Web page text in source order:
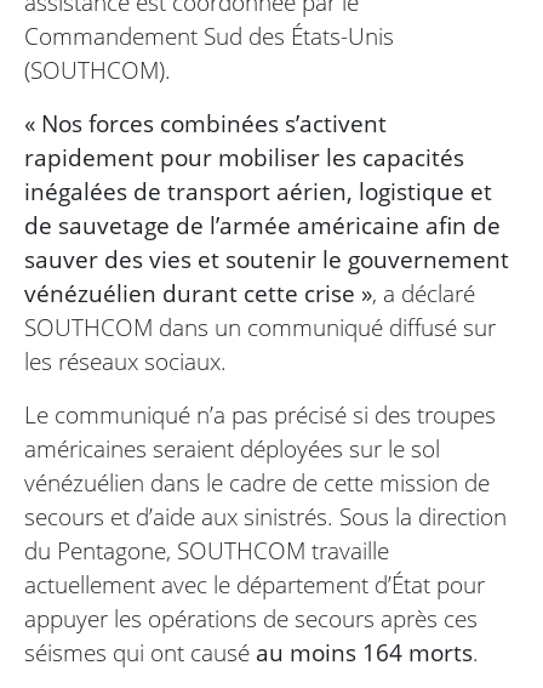
Commandement Sud des États-Unis
(SOUTHCOM).
« Nos forces combinées s’activent
rapidement pour mobiliser les capacités
inégalées de transport aérien, logistique et
de sauvetage de l’armée américaine afin de
sauver des vies et soutenir le gouvernement
vénézuélien durant cette crise », a déclaré
SOUTHCOM dans un communiqué diffusé sur
les réseaux sociaux.
Le communiqué n’a pas précisé si des troupes
américaines seraient déployées sur le sol
vénézuélien dans le cadre de cette mission de
secours et d’aide aux sinistrés. Sous la direction
du Pentagone, SOUTHCOM travaille
actuellement avec le département d’État pour
appuyer les opérations de secours après ces
séismes qui ont causé au moins 164 morts.